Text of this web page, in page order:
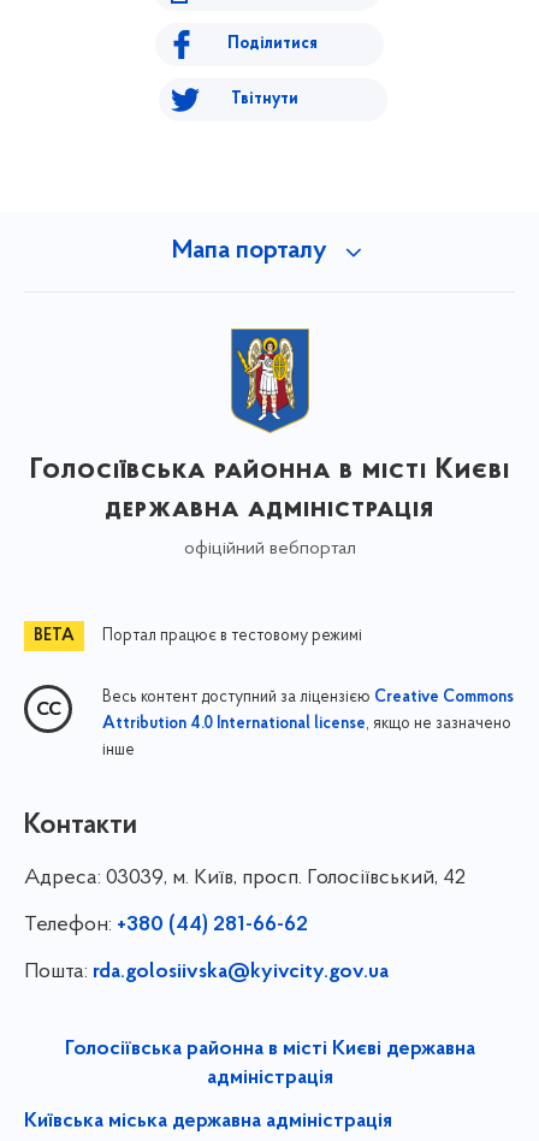
Поділитися
Твітнути
Мапа порталу
Голосіївська районна в місті Києві
державна адміністрація
офіційний вебпортал
Портал працює в тестовому режимі
Весь контент доступний за ліцензією Creative Commons
Attribution 4.0 International license, якщо не зазначено
інше
Контакти
Адреса: 03039, м. Київ, просп. Голосіївський, 42
Телефон: +380 (44) 281-66-62
Пошта: rda.golosiivska@kyivcity.gov.ua
Голосіївська районна в місті Києві державна
адміністрація
Київська міська державна адміністрація